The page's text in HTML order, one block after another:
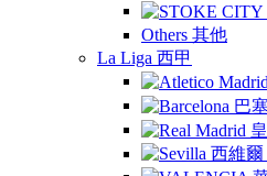
Others 其他
La Liga 西甲